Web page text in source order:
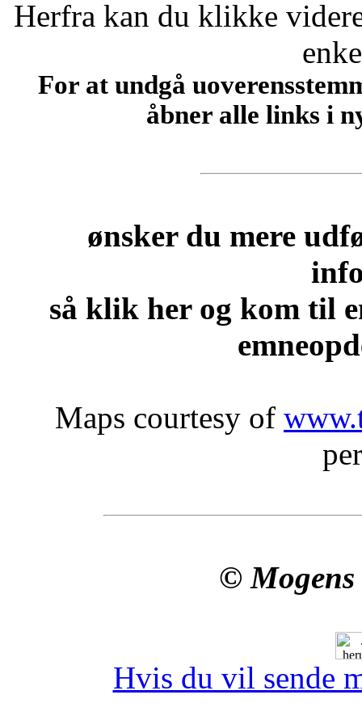
Herfra kan du klikke
For at undgå
åbner alle links i
ønsker du mere
så klik her og kom til
Maps courtesy of
©
Hvis du vil sende